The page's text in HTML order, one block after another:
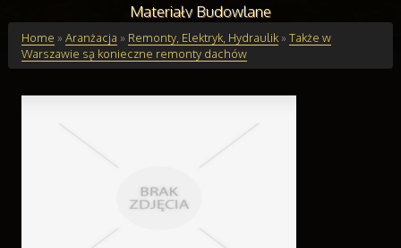
Materiały Budowlane
Budynki
Drzwi i Okna
Kursy Językowe
Kursy i Szkolenia
Home » Aranżacja » Remonty, Elektryk, Hydraulik» Także w
Warszawie są konieczne remonty dachów